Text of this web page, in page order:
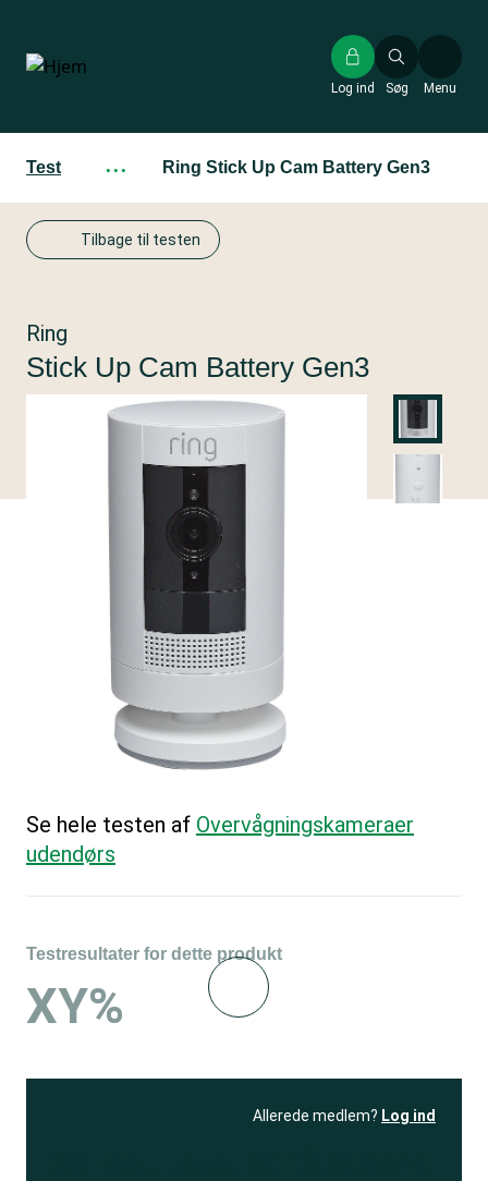
hovedindhold
Søg
Log ind Menu
Test ··· Ring Stick Up Cam Battery Gen3
Tilbage til testen
Ring
Stick Up Cam Battery Gen3
Se hele testen af Overvågningskameraer
udendørs
Testresultater for dette produkt
XY%
Allerede medlem? Log ind